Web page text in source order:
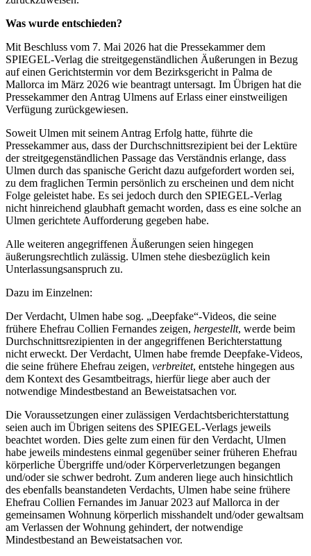
Was wurde entschieden?
Mit Beschluss vom 7. Mai 2026 hat die Pressekammer dem
SPIEGEL-Verlag die streitgegenständlichen Äußerungen in Bezug
auf einen Gerichtstermin vor dem Bezirksgericht in Palma de
Mallorca im März 2026 wie beantragt untersagt. Im Übrigen hat die
Pressekammer den Antrag Ulmens auf Erlass einer einstweiligen
Verfügung zurückgewiesen.
Soweit Ulmen mit seinem Antrag Erfolg hatte, führte die
Pressekammer aus, dass der Durchschnittsrezipient bei der Lektüre
der streitgegenständlichen Passage das Verständnis erlange, dass
Ulmen durch das spanische Gericht dazu aufgefordert worden sei,
zu dem fraglichen Termin persönlich zu erscheinen und dem nicht
Folge geleistet habe. Es sei jedoch durch den SPIEGEL-Verlag
nicht hinreichend glaubhaft gemacht worden, dass es eine solche an
Ulmen gerichtete Aufforderung gegeben habe.
Alle weiteren angegriffenen Äußerungen seien hingegen
äußerungsrechtlich zulässig. Ulmen stehe diesbezüglich kein
Unterlassungsanspruch zu.
Dazu im Einzelnen:
Der Verdacht, Ulmen habe sog. „Deepfake“-Videos, die seine
frühere Ehefrau Collien Fernandes zeigen, hergestellt, werde beim
Durchschnittsrezipienten in der angegriffenen Berichterstattung
nicht erweckt. Der Verdacht, Ulmen habe fremde Deepfake-Videos,
die seine frühere Ehefrau zeigen, verbreitet, entstehe hingegen aus
dem Kontext des Gesamtbeitrags, hierfür liege aber auch der
notwendige Mindestbestand an Beweistatsachen vor.
Die Voraussetzungen einer zulässigen Verdachtsberichterstattung
seien auch im Übrigen seitens des SPIEGEL-Verlags jeweils
beachtet worden. Dies gelte zum einen für den Verdacht, Ulmen
habe jeweils mindestens einmal gegenüber seiner früheren Ehefrau
körperliche Übergriffe und/oder Körperverletzungen begangen
und/oder sie schwer bedroht. Zum anderen liege auch hinsichtlich
des ebenfalls beanstandeten Verdachts, Ulmen habe seine frühere
Ehefrau Collien Fernandes im Januar 2023 auf Mallorca in der
gemeinsamen Wohnung körperlich misshandelt und/oder gewaltsam
am Verlassen der Wohnung gehindert, der notwendige
Mindestbestand an Beweistatsachen vor.